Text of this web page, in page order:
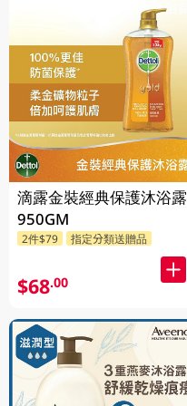
滴露金裝經典保護沐浴露
950GM
2件$79 指定分類送贈品
$68.00